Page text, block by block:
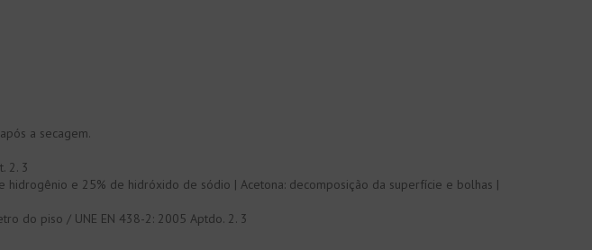
a secagem.
2. 3
hidrogênio e 25% de hidróxido de sódio | Acetona: decomposição da superfície e bolhas |
do piso / UNE EN 438-2: 2005 Aptdo. 2. 3